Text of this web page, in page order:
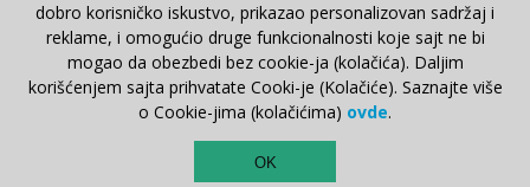
Copyright © 2000–2026.
dobro korisničko iskustvo, prikazao personalizovan sadržaj i
reklame, i omogućio druge funkcionalnosti koje sajt ne bi
mogao da obezbedi bez cookie-ja (kolačića). Daljim
korišćenjem sajta prihvatate Cooki-je (Kolačiće). Saznajte više
o Cookie-jima (kolačićima) ovde.
OK